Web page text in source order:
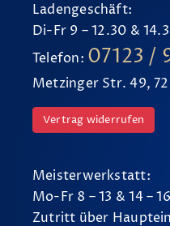
Ladengeschäft:
Di-Fr 9 – 12.30 &
Telefon: 07123 /
Metzinger Str. 49,
Vertrag widerrufen
Meisterwerkstatt:
Mo-Fr 8 – 13 & 14 –
Zutritt über